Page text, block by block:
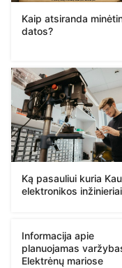
Kaip atsiranda
datos?
Ką pasauliui kuria
elektronikos
Informacija apie
planuojamas
Elektrėnų mariose